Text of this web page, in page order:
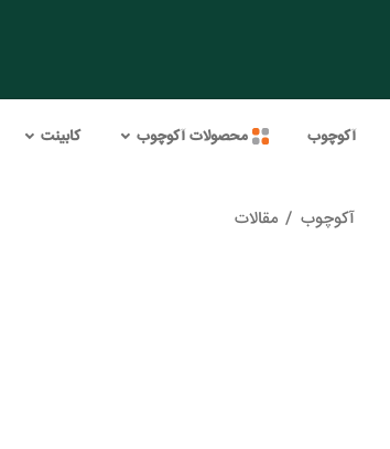
آکوچوب محصولات آکوچوب کابینت
آکوچوب / مقالات